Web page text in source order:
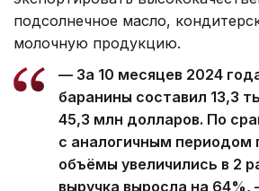
подсолнечное масло,
молочную продукцию.
— За 10 месяцев 2024
баранины составил 13,3
45,3 млн долларов. По
с аналогичным периодом
объёмы увеличились в 2
выручка выросла на